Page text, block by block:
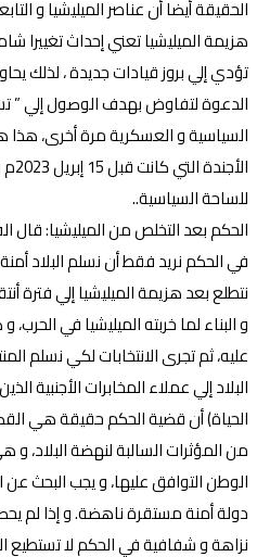
الحقيقة أيضا أن عناصر الميليشيا و
هزيمة الميليشيا تعني إحداث تغييرا
تؤدي إلي بروز قيادات جديدة ، لذلك
الدعوة لتفاوض بهدف الوصول إلي ”
السياسية و العسكرية مرة أخرى، هذا
للساحة السياسية..
الحكم بعد التخلص من الميليشيا: قال
في الحكم نريد فقط أن نسلم البلاد
نتطلع بعد هزيمة الميليشيا إلي فترة
و البناء لما خربته الميليشيا في
عليه، ثم تجرى الانتخابات لكي نسلم
البلاد إلي عملاء المخابرات
الحياة) أن قضية الحكم حقيقة هي
من المؤثرات السالبة لنهضة البلاد، و
الوطن التوافق عليها، و يجب البحث
دولة أمنة مستقرة ناهضة. و إذا لم
نزاهة و شفافية في الحكم لا تستطيع